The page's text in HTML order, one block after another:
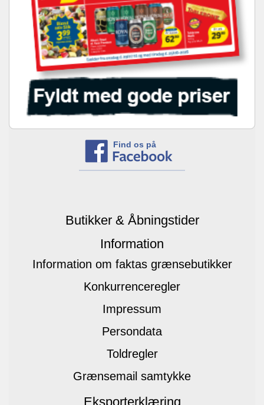
Find os på
Butikker & Åbningstider
Information
Information om faktas grænsebutikker
Konkurrenceregler
Impressum
Persondata
Toldregler
Grænsemail samtykke
Eksporterklæring